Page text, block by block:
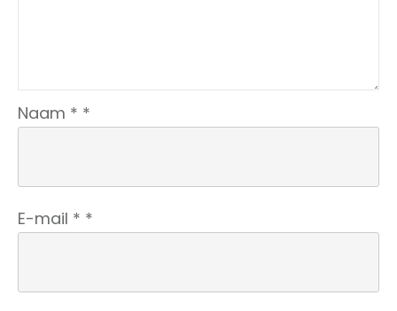
Naam * *
E-mail * *